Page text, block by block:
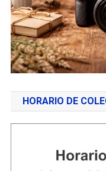
HORARIO DE